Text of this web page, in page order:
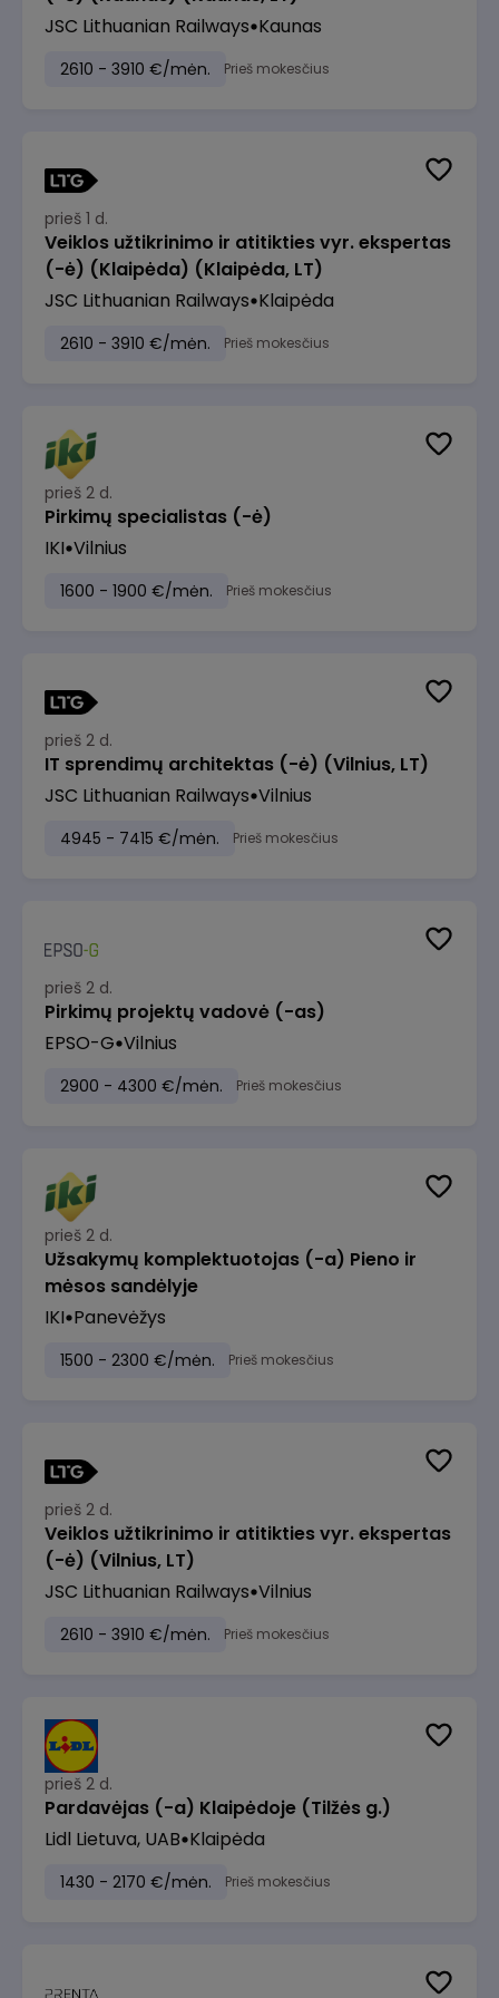
JSC Lithuanian Railways Kaunas
2610 - 3910 €/mėn. Prieš mokesčius
prieš 1 d.
Veiklos užtikrinimo ir atitikties vyr. ekspertas
(-ė) (Klaipėda) (Klaipėda, LT)
JSC Lithuanian Railways Klaipėda
2610 - 3910 €/mėn. Prieš mokesčius
prieš 2 d.
Pirkimų specialistas (-ė)
IKI Vilnius
1600 - 1900 €/mėn. Prieš mokesčius
prieš 2 d.
IT sprendimų architektas (-ė) (Vilnius, LT)
JSC Lithuanian Railways Vilnius
4945 - 7415 €/mėn. Prieš mokesčius
prieš 2 d.
Pirkimų projektų vadovė (-as)
EPSO-G Vilnius
2900 - 4300 €/mėn. Prieš mokesčius
prieš 2 d.
Užsakymų komplektuotojas (-a) Pieno ir
mėsos sandėlyje
IKI Panevėžys
1500 - 2300 €/mėn. Prieš mokesčius
prieš 2 d.
Veiklos užtikrinimo ir atitikties vyr. ekspertas
(-ė) (Vilnius, LT)
JSC Lithuanian Railways Vilnius
2610 - 3910 €/mėn. Prieš mokesčius
prieš 2 d.
Pardavėjas (-a) Klaipėdoje (Tilžės g.)
Lidl Lietuva, UAB Klaipėda
1430 - 2170 €/mėn. Prieš mokesčius